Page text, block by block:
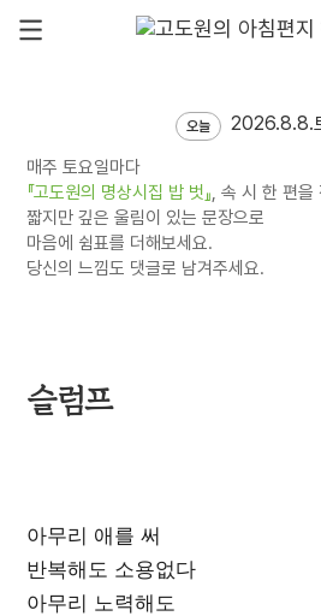
오늘 2026.8.8.
매주 토요일마다
『고도원의 명상시집 밥 벗』, 속 시 한 편을
짧지만 깊은 울림이 있는 문장으로
마음에 쉼표를 더해보세요.
당신의 느낌도 댓글로 남겨주세요.
슬럼프
아무리 애를 써
반복해도 소용없다
아무리 노력해도